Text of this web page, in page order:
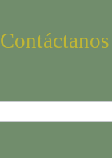
Contáctanos